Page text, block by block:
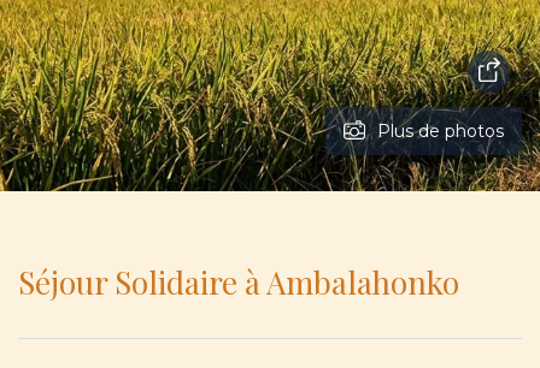
Plus de photos
Séjour Solidaire à Ambalahonko